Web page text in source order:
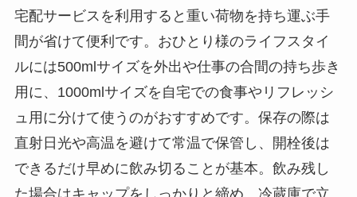
宅配サービスを利用すると重い荷物を持ち運ぶ手
間が省けて便利です。おひとり様のライフスタイ
ルには500mlサイズを外出や仕事の合間の持ち歩き
用に、1000mlサイズを自宅での食事やリフレッシ
ュ用に分けて使うのがおすすめです。保存の際は
直射日光や高温を避けて常温で保管し、開栓後は
できるだけ早めに飲み切ることが基本。飲み残し